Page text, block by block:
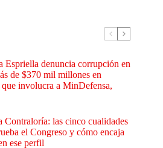
Espriella denuncia corrupción en
de $370 mil millones en
involucra a MinDefensa,
Contraloría: las cinco cualidades
el Congreso y cómo encaja
ese perfil